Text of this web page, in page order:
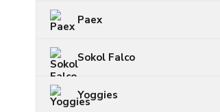
Paex
Sokol Falco
Yoggies